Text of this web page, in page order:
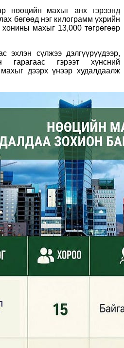
нөөцийн махыг анх гэрээнд
бөгөөд нэг килограмм үхрийн
махыг 13,000 төгрөгөөр
эхлэн сүлжээ дэлгүүрүүдээр,
гэрээт хүнсний
дээрх үнээр худалдаалж